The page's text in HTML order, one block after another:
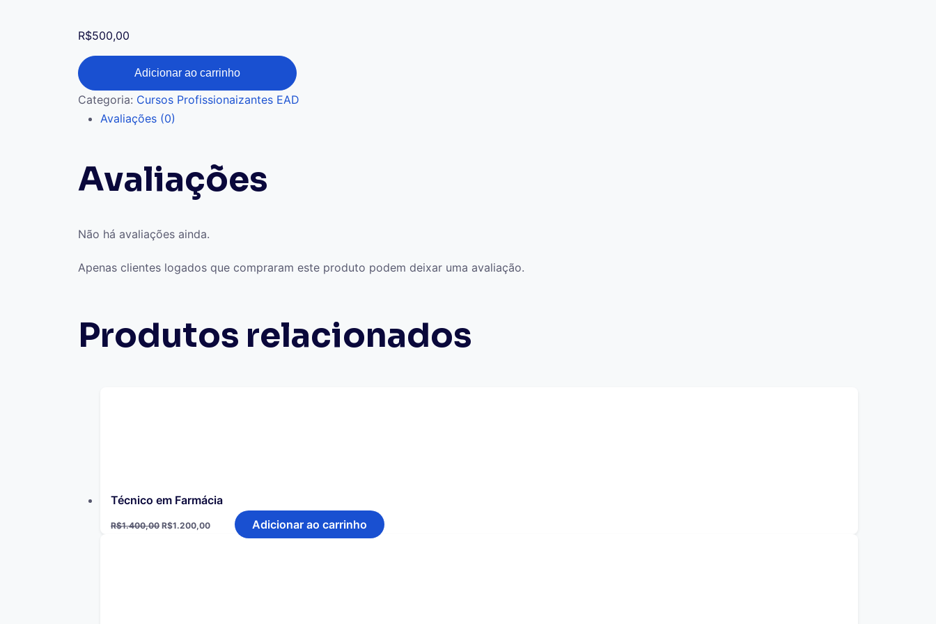
R$500,00
Adicionar ao carrinho
Categoria: Cursos Profissionaizantes EAD
Avaliações (0)
Avaliações
Não há avaliações ainda.
Apenas clientes logados que compraram este produto podem deixar uma avaliação.
Produtos relacionados
Técnico em Farmácia
R$1.400,00 R$1.200,00 Adicionar ao carrinho